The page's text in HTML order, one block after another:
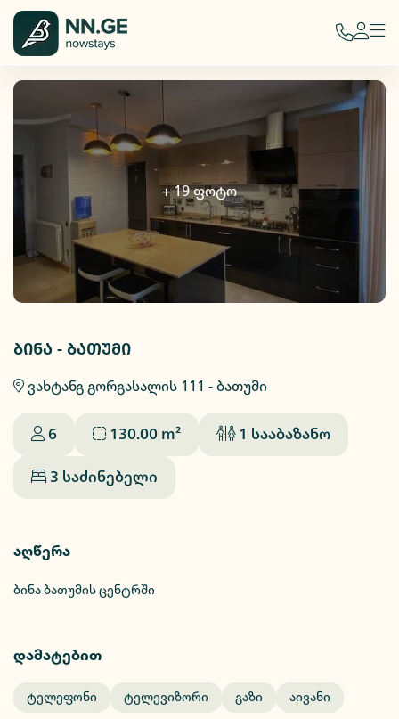
+ 19 ფოტო
ბინა - ბათუმი
ვახტანგ გორგასალის 111 - ბათუმი
6 130.00 m² 1 სააბაზანო
3 საძინებელი
აღწერა
ბინა ბათუმის ცენტრში
დამატებით
Ტელეფონი Ტელევიზორი Გაზი Აივანი